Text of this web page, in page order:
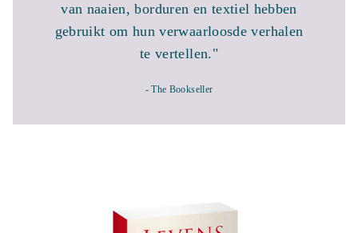
van naaien, borduren en textiel hebben
gebruikt om hun verwaarloosde verhalen
te vertellen."
- The Bookseller